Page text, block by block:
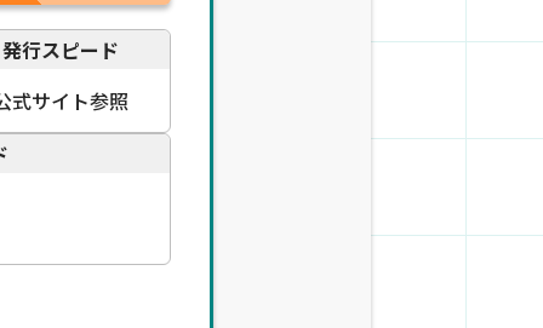
発行スピード
式サイト参照